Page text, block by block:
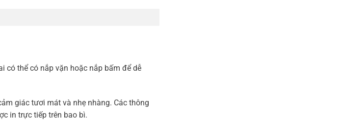
có thể có nắp vặn hoặc nắp bấm để dễ
giác tươi mát và nhẹ nhàng. Các thông
in trực tiếp trên bao bì.